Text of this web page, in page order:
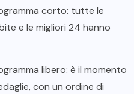
corto: tutte le
e le migliori 24 hanno
libero: è il momento
con un ordine di